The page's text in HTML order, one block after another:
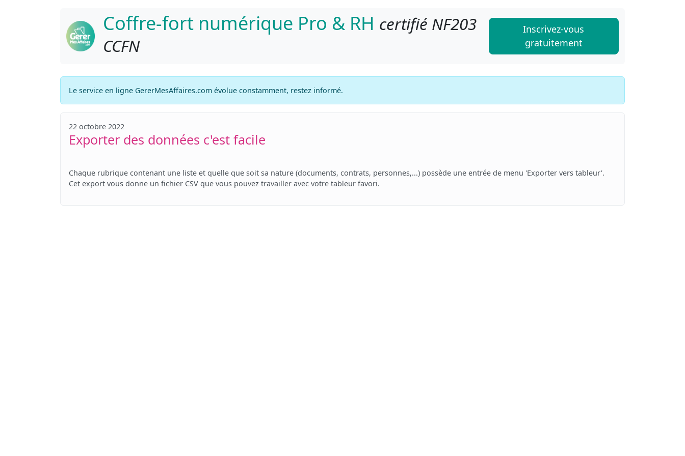
Coffre-fort numérique Pro & RH certifié NF203
CCFN
Inscrivez-vous
gratuitement
Le service en ligne GererMesAffaires.com évolue constamment, restez informé.
22 octobre 2022
Exporter des données c'est facile
Chaque rubrique contenant une liste et quelle que soit sa nature (documents, contrats, personnes,...) possède une entrée de menu 'Exporter vers tableur'.
Cet export vous donne un fichier CSV que vous pouvez travailler avec votre tableur favori.